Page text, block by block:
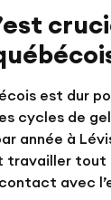
est dur
cycles de
année à
travailler tout
avec